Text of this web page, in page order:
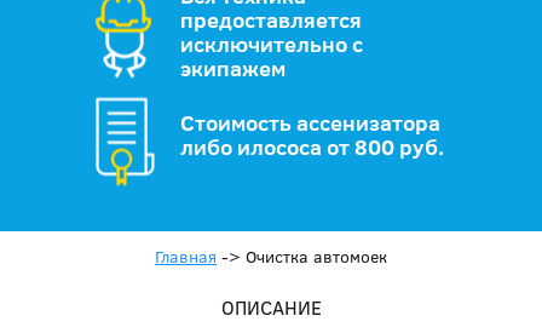
предоставляется
исключительно с
экипажем
Стоимость ассенизатора
либо илососа от 800 руб.
Главная -> Очистка автомоек
ОПИСАНИЕ